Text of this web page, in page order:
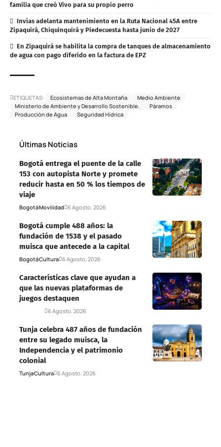
familia que creó Vivo para su propio perro
Invías adelanta mantenimiento en la Ruta Nacional 45A entre
Zipaquirá, Chiquinquirá y Piedecuesta hasta junio de 2027
En Zipaquirá se habilita la compra de tanques de almacenamiento
de agua con pago diferido en la factura de EPZ
ETIQUETAS: Ecosistemas de Alta Montaña
Medio Ambiente
Ministerio de Ambiente y Desarrollo Sostenible.
Páramos
Producción de Agua
Seguridad Hídrica
Últimas Noticias
Bogotá entrega el puente de la calle
153 con autopista Norte y promete
reducir hasta en 50 % los tiempos de
viaje
BogotáMovilidad 6 Agosto, 2026
Bogotá cumple 488 años: la
fundación de 1538 y el pasado
muisca que antecede a la capital
BogotáCultura 6 Agosto, 2026
Características clave que ayudan a
que las nuevas plataformas de
juegos destaquen
6 Agosto, 2026
Tunja celebra 487 años de fundación
entre su legado muisca, la
Independencia y el patrimonio
colonial
TunjaCultura 6 Agosto, 2026